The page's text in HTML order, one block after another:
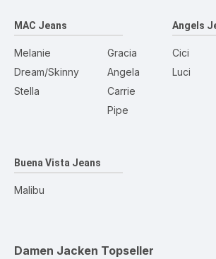
MAC Jeans
Melanie
Dream/Skinny
Stella
Gracia
Angela
Carrie
Pipe
Angels
Cici
Luci
Buena Vista Jeans
Malibu
Damen Jacken Topseller